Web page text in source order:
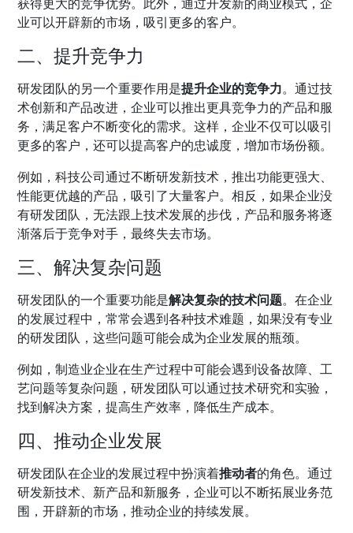
业可以开辟新的市场，吸引更多的客户。
二、提升竞争力
研发团队的另一个重要作用是提升企业的竞争力。通过技
术创新和产品改进，企业可以推出更具竞争力的产品和服
务，满足客户不断变化的需求。这样，企业不仅可以吸引
更多的客户，还可以提高客户的忠诚度，增加市场份额。
例如，科技公司通过不断研发新技术，推出功能更强大、
性能更优越的产品，吸引了大量客户。相反，如果企业没
有研发团队，无法跟上技术发展的步伐，产品和服务将逐
渐落后于竞争对手，最终失去市场。
三、解决复杂问题
研发团队的一个重要功能是解决复杂的技术问题。在企业
的发展过程中，常常会遇到各种技术难题，如果没有专业
的研发团队，这些问题可能会成为企业发展的瓶颈。
例如，制造业企业在生产过程中可能会遇到设备故障、工
艺问题等复杂问题，研发团队可以通过技术研究和实验，
找到解决方案，提高生产效率，降低生产成本。
四、推动企业发展
研发团队在企业的发展过程中扮演着推动者的角色。通过
研发新技术、新产品和新服务，企业可以不断拓展业务范
围，开辟新的市场，推动企业的持续发展。